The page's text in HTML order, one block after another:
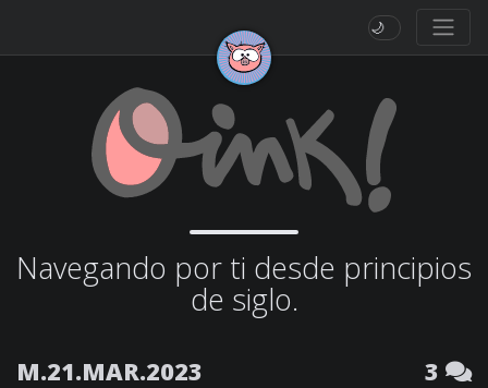
🌙
Navegando por ti desde principios
de siglo.
M.21.MAR.2023 3